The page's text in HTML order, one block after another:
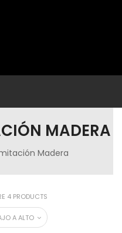
MADERA
Madera
4 PRODUCTS
A ALTO